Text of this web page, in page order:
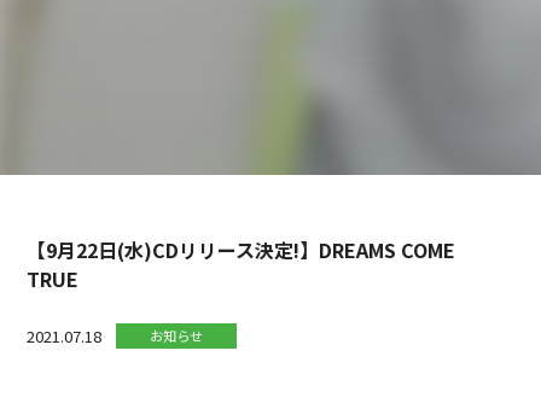
【9月22日(水)CDリリース決定!】DREAMS COME
TRUE
2021.07.18 お知らせ